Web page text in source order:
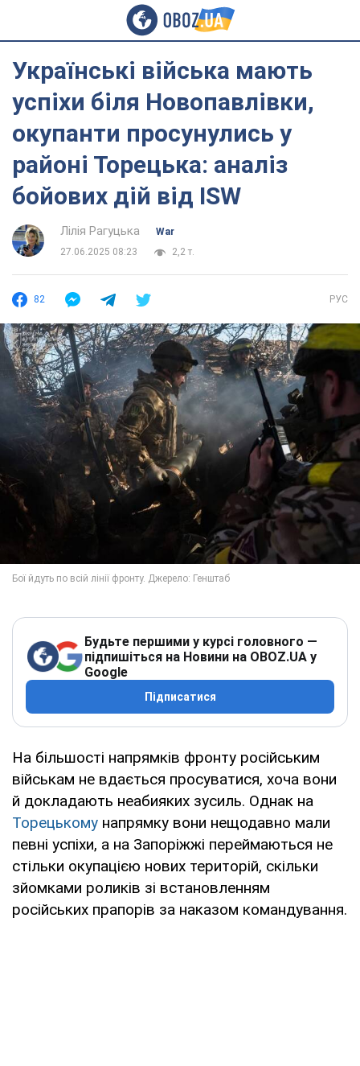
Українські війська мають
успіхи біля Новопавлівки,
окупанти просунулись у
районі Торецька: аналіз
бойових дій від ISW
Лілія Рагуцька
War
27.06.2025 08:23
2,2 т.
82 РУС
Будьте першими у курсі головного —
підпишіться на Новини на OBOZ.UA у
Google
Підписатися
На більшості напрямків фронту російським
військам не вдається просуватися, хоча вони
й докладають неабияких зусиль. Однак на
Торецькому напрямку вони нещодавно мали
певні успіхи, а на Запоріжжі переймаються не
стільки окупацією нових територій, скільки
зйомками роликів зі встановленням
російських прапорів за наказом командування.